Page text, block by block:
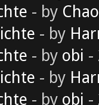
- by
- by
- by obi -
- by
- by obi -